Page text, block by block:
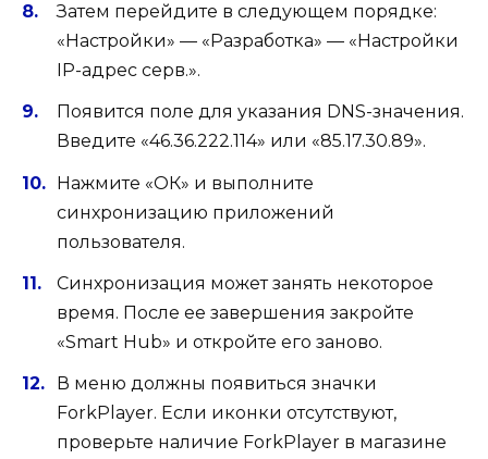
Затем перейдите в следующем порядке:
«Настройки» — «Разработка» — «Настройки
IP-адрес серв.».
Появится поле для указания DNS-значения.
Введите «46.36.222.114» или «85.17.30.89».
Нажмите «ОК» и выполните
синхронизацию приложений
пользователя.
Синхронизация может занять некоторое
время. После ее завершения закройте
«Smart Hub» и откройте его заново.
В меню должны появиться значки
ForkPlayer. Если иконки отсутствуют,
проверьте наличие ForkPlayer в магазине